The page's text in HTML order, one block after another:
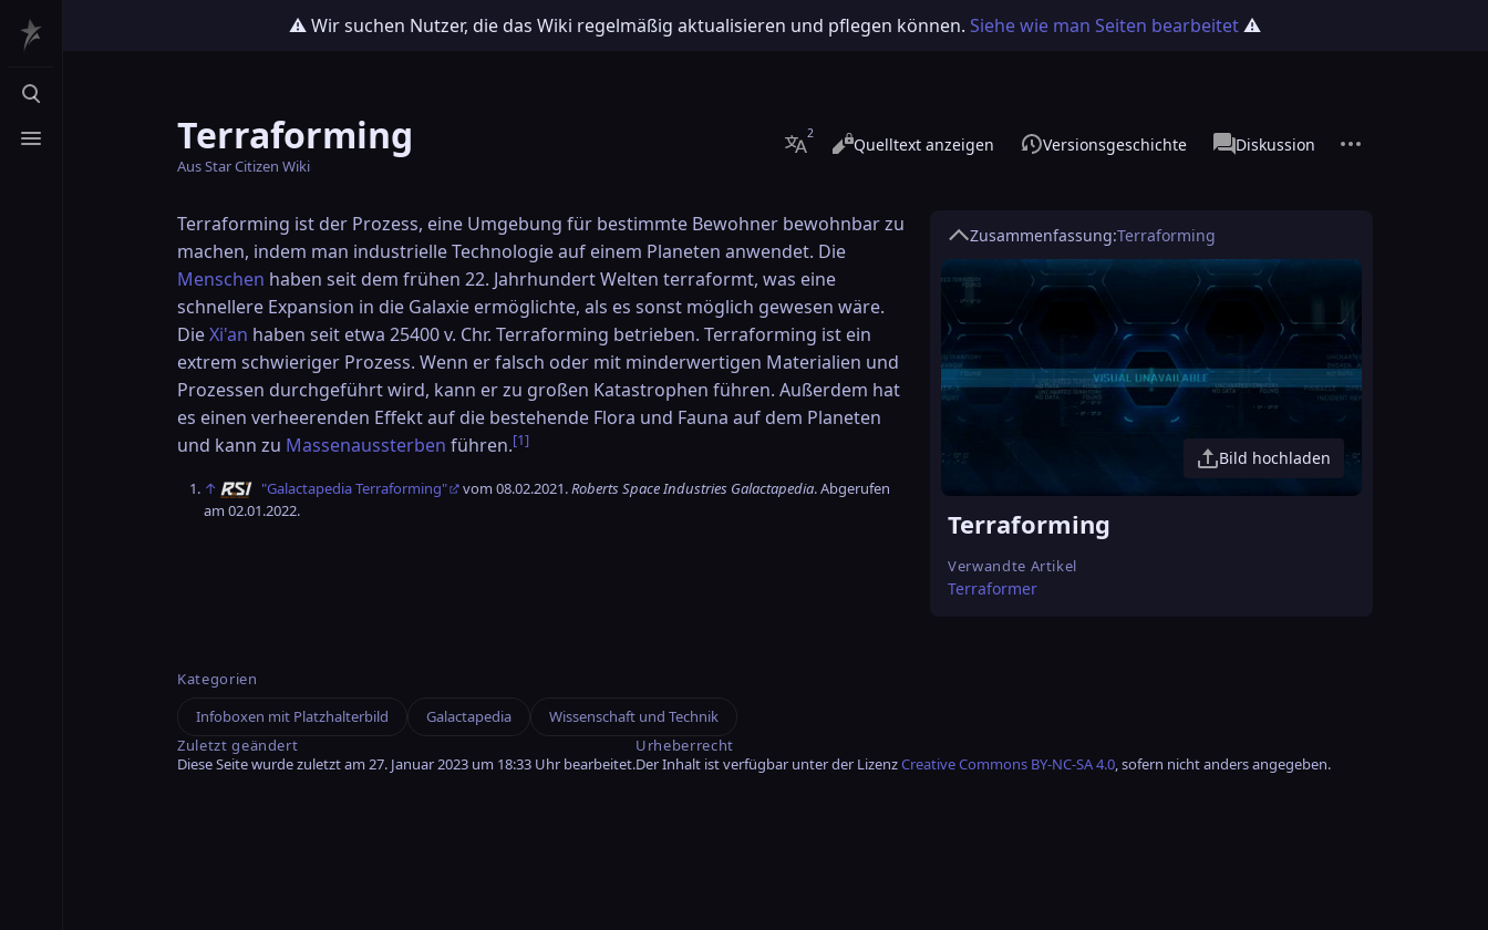
Suche aufrufen
Menü aufrufen
⚠️ Wir suchen Nutzer, die das Wiki regelmäßig aktualisieren und pflegen können. Siehe wie man Seiten bearbeitet⚠️
Terraforming
Aus Star Citizen Wiki Weitere Sprachen
Ansichten
Lesen
Quelltext anzeigen Versionsgeschichte associated-pages
Seite
Diskussion Weitere Optionen
Zusammenfassung:Terraforming
Bild hochladen
Terraforming
Verwandte Artikel
Terraformer
Terraforming ist der Prozess, eine Umgebung für bestimmte Bewohner bewohnbar zu
machen, indem man industrielle Technologie auf einem Planeten anwendet. Die
Menschen haben seit dem frühen 22. Jahrhundert Welten terraformt, was eine
schnellere Expansion in die Galaxie ermöglichte, als es sonst möglich gewesen wäre.
DieXi'an haben seit etwa 25400 v. Chr. Terraforming betrieben. Terraforming ist ein
extrem schwieriger Prozess. Wenn er falsch oder mit minderwertigen Materialien und
Prozessen durchgeführt wird, kann er zu großen Katastrophen führen. Außerdem hat
es einen verheerenden Effekt auf die bestehende Flora und Fauna auf dem Planeten
und kann zu Massenaussterben führen.[1]
↑ "Galactapedia Terraforming" vom 08.02.2021.Roberts Space Industries Galactapedia. Abgerufen
am 02.01.2022.
Kategorien
Infoboxen mit Platzhalterbild
Galactapedia
Wissenschaft und Technik
Zuletzt geändert
Diese Seite wurde zuletzt am 27. Januar 2023 um 18:33 Uhr bearbeitet.
Urheberrecht
Der Inhalt ist verfügbar unter der LizenzCreative Commons BY-NC-SA 4.0, sofern nicht anders angegeben.